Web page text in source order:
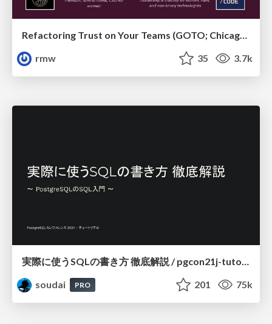
Refactoring Trust on Your Teams (GOTO; Chicago 2020)
rmw
35 3.7k
soudai
PRO 201 75k